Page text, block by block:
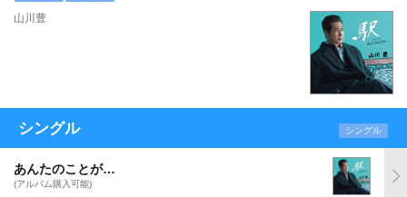
山川豊
シングル シングル
あんたのことが…
(アルバム購入可能)